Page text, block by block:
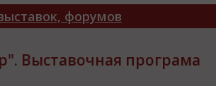
форумов
Выставочная програма